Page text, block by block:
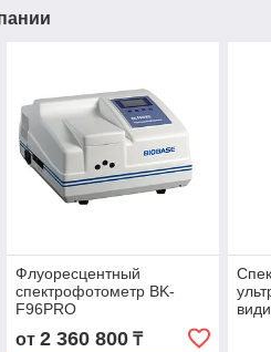
Флуоресцентный
спектрофотометр BK-
F96PRO
от 2 360 800₸